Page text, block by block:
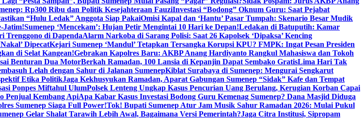
Rp300 Ribu dan Politik Kesejahteraan FauziInvestasi “Bodong” Oknum Guru: Saat Pejabat
“Hulu Ledak” Anggota Siap PakaiOmisi Kapal dan ‘Hantu’ Pasar Tumpah: Skenario Besar Mudik
Jatim!Sumenep ‘Mencekam’: Hujan Petir Mengintai 10 Hari ke Depan!Ledakan di Batuputih: Kamar
Trenggono di DapendaAlarm Narkoba di Sarang Polisi: Saat 26 Kapolsek ‘Dipaksa’ Kencing
DipecatKejari Sumenep ‘Mandul’ Tetapkan Tersangka Korupsi KPU? FMPK: Ingat Pesan Presiden
di Selat Kangean!Gebrakan Kapolres Baru: AKBP Anang Hardiyanto Rangkul Mahasiswa dan Tokoh
Benturan Dua MotorBerkah Ramadan, 100 Lansia di Kepanjin Dapat Sembako GratisLima Hari Tak
Lelah dengan Sahur di Jalanan SumenepKiblat Surabaya di Sumenep: Mengurai Sengkarut
Etika PolitikJaga Kekhusyukan Ramadan, Aparat Gabungan Sumenep “Sidak” Kafe dan Tempat
Ponpes Miftahul UlumPolsek Lenteng Ungkap Kasus Pencurian Uang Berulang, Kerugian Korban Capai
Penjual Kembang ApiApa Kabar Kasus Investasi Bodong Guru Kemenag Sumenep? Dana Masjid Diduga
Sumenep Siaga Full Power!Tok! Bupati Sumenep Atur Jam Musik Sahur Ramadan 2026: Mulai Pukul
Gelar Shalat Tarawih Lebih Awal, Bagaimana Versi Pemerintah?Jaga Citra Institusi, Sipropam